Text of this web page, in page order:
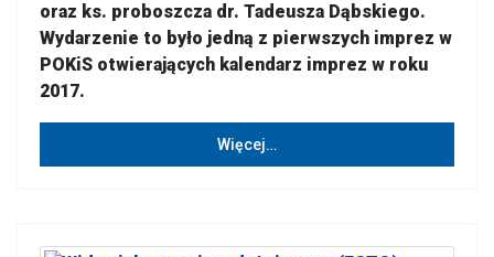
oraz ks. proboszcza dr. Tadeusza Dąbskiego.
Wydarzenie to było jedną z pierwszych imprez w
POKiS otwierających kalendarz imprez w roku
2017.
Więcej…